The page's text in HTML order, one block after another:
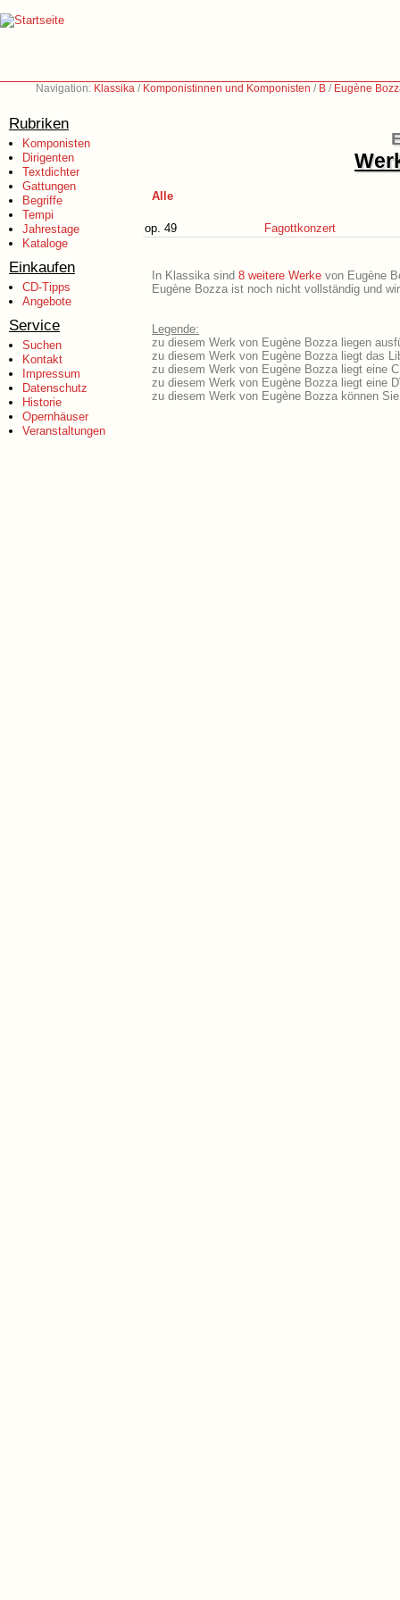
Navigation: Klassika / Komponistinnen und Komponisten / B / Eugène
Rubriken
Komponisten
Dirigenten
Textdichter
Gattungen
Begriffe
Tempi
Jahrestage
Kataloge
Einkaufen
CD-Tipps
Angebote
Service
Suchen
Kontakt
Impressum
Datenschutz
Historie
Opernhäuser
Veranstaltungen
Alle
op. 49 Fagottkonzert
In Klassika sind 8 weitere Werke von Eugène
Eugène Bozza ist noch nicht vollständig und
Legende:
zu diesem Werk von Eugène Bozza liegen
zu diesem Werk von Eugène Bozza liegt das
zu diesem Werk von Eugène Bozza liegt eine
zu diesem Werk von Eugène Bozza liegt eine
zu diesem Werk von Eugène Bozza können